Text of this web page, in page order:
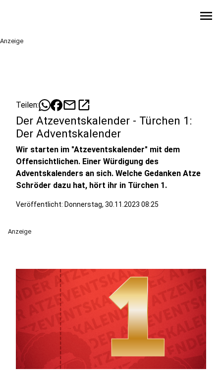
menu
Anzeige
Teilen: mailopen_in_new
Der Atzeventskalender - Türchen 1:
Der Adventskalender
Wir starten im "Atzeventskalender" mit dem
Offensichtlichen. Einer Würdigung des
Adventskalenders an sich. Welche Gedanken Atze
Schröder dazu hat, hört ihr in Türchen 1.
Veröffentlicht: Donnerstag, 30.11.2023 08:25
Anzeige